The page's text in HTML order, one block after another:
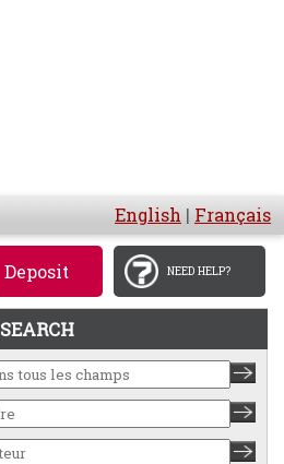
English | Français
Deposit NEED HELP?
SEARCH